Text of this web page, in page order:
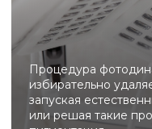
Официальные
для коррекции
возрастных